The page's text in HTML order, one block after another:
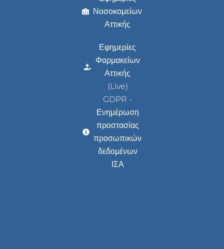
Νοσοκομείων
Αττικής
Εφημερίες
Φαρμακείων
Αττικής
(Live)
GDPR -
Ενημέρωση
προστασίας
προσωπικών
δεδομένων
ΙΣΑ